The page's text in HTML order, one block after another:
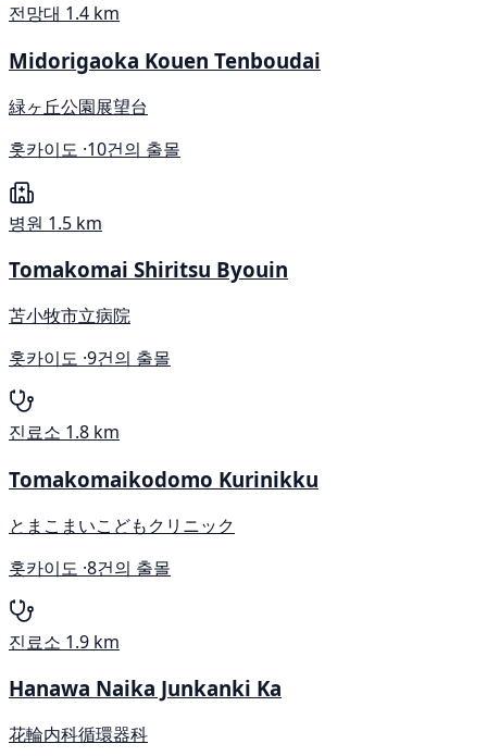
전망대 1.4 km
Midorigaoka Kouen Tenboudai
緑ヶ丘公園展望台
홋카이도 ·10건의 출몰
병원 1.5 km
Tomakomai Shiritsu Byouin
苫小牧市立病院
홋카이도 ·9건의 출몰
진료소 1.8 km
Tomakomaikodomo Kurinikku
とまこまいこどもクリニック
홋카이도 ·8건의 출몰
진료소 1.9 km
Hanawa Naika Junkanki Ka
花輪内科循環器科